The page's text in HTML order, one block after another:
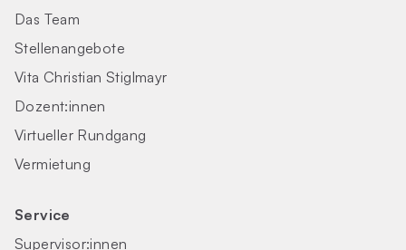
Das Team
Stellenangebote
Vita Christian Stiglmayr
Dozent:innen
Virtueller Rundgang
Vermietung
Service
Supervisor:innen